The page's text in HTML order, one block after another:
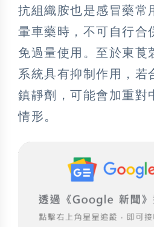
抗組織胺也是感冒藥常
暈車藥時，不可自行合
免過量使用。至於東莨
系統具有抑制作用，若
鎮靜劑，可能會加重對
情形。